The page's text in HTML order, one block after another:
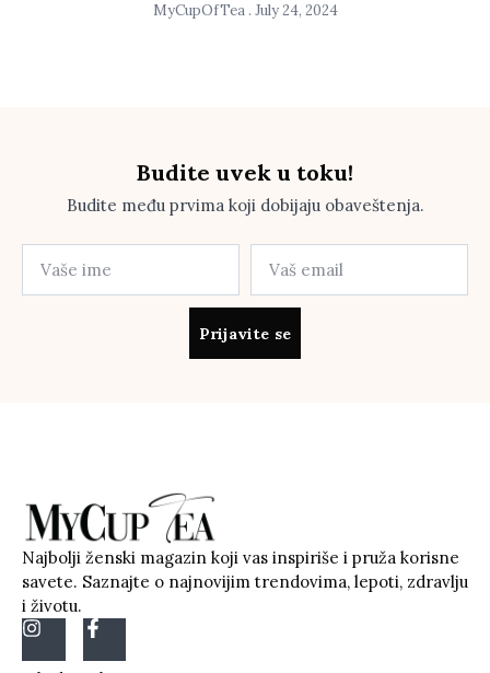
MyCupOfTea July 24, 2024
Budite uvek u toku!
Budite među prvima koji dobijaju obaveštenja.
Prijavite se
Najbolji ženski magazin koji vas inspiriše i pruža korisne
savete. Saznajte o najnovijim trendovima, lepoti, zdravlju
i životu.